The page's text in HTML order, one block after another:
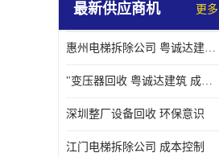
最新供应商机 更多
惠州电梯拆除公司 粤诚达建筑 安全保障
"变压器回收 粤诚达建筑 成本控制
深圳整厂设备回收 环保意识
江门电梯拆除公司 成本控制